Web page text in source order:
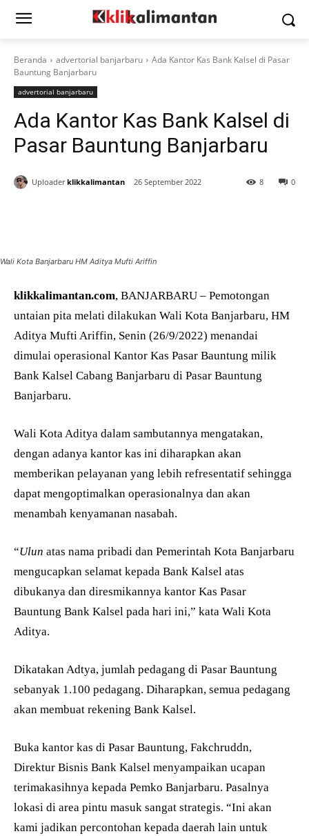
Beranda advertorial banjarbaru
Ada Kantor Kas Bank Kalsel di Pasar
Bauntung Banjarbaru
advertorial banjarbaru
Ada Kantor Kas Bank Kalsel di
Pasar Bauntung Banjarbaru
Uploader klikkalimantan 26 September 2022 0
8
Wali Kota Banjarbaru HM Aditya Mufti Ariffin
klikkalimantan.com, BANJARBARU – Pemotongan
untaian pita melati dilakukan Wali Kota Banjarbaru, HM
Aditya Mufti Ariffin, Senin (26/9/2022) menandai
dimulai operasional Kantor Kas Pasar Bauntung milik
Bank Kalsel Cabang Banjarbaru di Pasar Bauntung
Banjarbaru.
Wali Kota Aditya dalam sambutannya mengatakan,
dengan adanya kantor kas ini diharapkan akan
memberikan pelayanan yang lebih refresentatif sehingga
dapat mengoptimalkan operasionalnya dan akan
menambah kenyamanan nasabah.
“Ulun atas nama pribadi dan Pemerintah Kota Banjarbaru
mengucapkan selamat kepada Bank Kalsel atas
dibukanya dan diresmikannya kantor Kas Pasar
Bauntung Bank Kalsel pada hari ini,” kata Wali Kota
Aditya.
Dikatakan Adtya, jumlah pedagang di Pasar Bauntung
sebanyak 1.100 pedagang. Diharapkan, semua pedagang
akan membuat rekening Bank Kalsel.
Buka kantor kas di Pasar Bauntung, Fakchruddn,
Direktur Bisnis Bank Kalsel menyampaikan ucapan
terimakasihnya kepada Pemko Banjarbaru. Pasalnya
lokasi di area pintu masuk sangat strategis. “Ini akan
kami jadikan percontohan kepada daerah lain untuk